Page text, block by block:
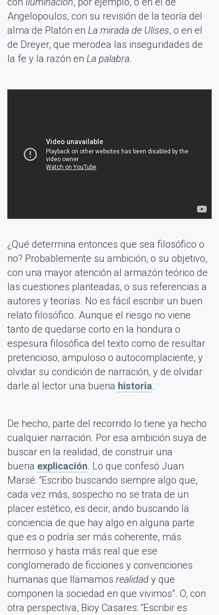
Angelopoulos, con su revisión de la teoría del
alma de Platón en La mirada de Ulises, o en el
de Dreyer, que merodea las inseguridades de
la fe y la razón en La palabra.
¿Qué determina entonces que sea filosófico o
no? Probablemente su ambición, o su objetivo,
con una mayor atención al armazón teórico de
las cuestiones planteadas, o sus referencias a
autores y teorías. No es fácil escribir un buen
relato filosófico. Aunque el riesgo no viene
tanto de quedarse corto en la hondura o
espesura filosófica del texto como de resultar
pretencioso, ampuloso o autocomplaciente, y
olvidar su condición de narración, y de olvidar
darle al lector una buena historia.
De hecho, parte del recorrido lo tiene ya hecho
cualquier narración. Por esa ambición suya de
buscar en la realidad, de construir una
buena explicación. Lo que confesó Juan
Marsé: “Escribo buscando siempre algo que,
cada vez más, sospecho no se trata de un
placer estético, es decir, ando buscando la
conciencia de que hay algo en alguna parte
que es o podría ser más coherente, más
hermoso y hasta más real que ese
conglomerado de ficciones y convenciones
humanas que llamamos realidad y que
componen la sociedad en que vivimos”. O, con
otra perspectiva, Bioy Casares: “Escribir es